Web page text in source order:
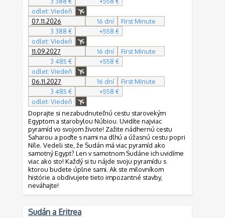
odlet: Viedeň
07.11.2026
16 dní
First Minute
3 388 €
+558 €
odlet: Viedeň
11.09.2027
16 dní
First Minute
3 485 €
+558 €
odlet: Viedeň
06.11.2027
16 dní
First Minute
3 485 €
+558 €
odlet: Viedeň
Doprajte si nezabudnuteľnú cestu starovekým
Egyptom a starobylou Núbiou. Uvidíte najviac
pyramíd vo svojom živote! Zažite nádhernú cestu
Saharou a poďte s nami na dlhú a úžasnú cestu popri
Níle. Vedeli ste, že Sudán má viac pyramíd ako
samotný Egypt? Len v samotnom Sudáne ich uvidíme
viac ako sto! Každý si tu nájde svoju pyramídu s
ktorou budete úplne sami. Ak ste milovníkom
histórie a obdivujete tieto impozantné stavby,
neváhajte!
Sudán a Eritrea